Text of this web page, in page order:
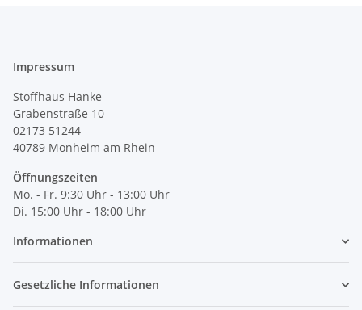
Impressum
Stoffhaus Hanke
Grabenstraße 10
02173 51244
40789 Monheim am Rhein
Öffnungszeiten
Mo. - Fr. 9:30 Uhr - 13:00 Uhr
Di. 15:00 Uhr - 18:00 Uhr
Informationen
Gesetzliche Informationen